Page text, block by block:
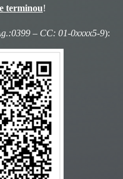
terminou!
– CC: 01-0xxxx5-9):